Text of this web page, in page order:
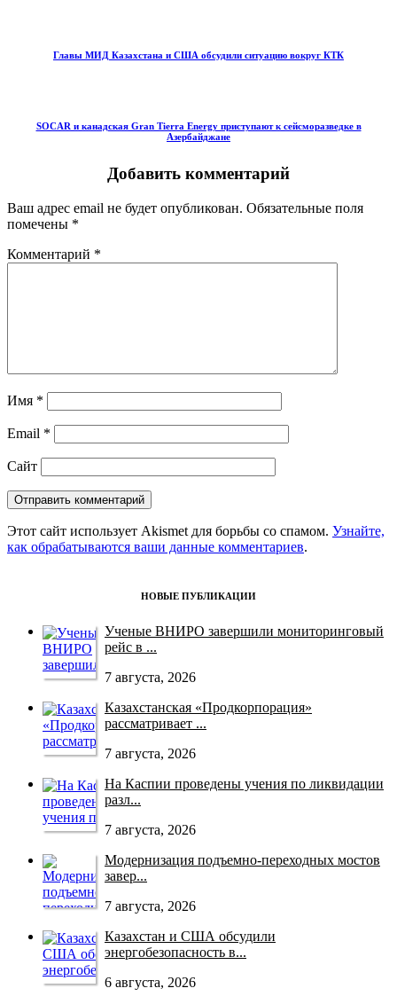
Главы МИД Казахстана и США обсудили ситуацию вокруг КТК
SOCAR и канадская Gran Tierra Energy приступают к сейсморазведке в
Азербайджане
Добавить комментарий
Ваш адрес email не будет опубликован. Обязательные поля
помечены *
Комментарий *
Имя *
Email *
Сайт
Этот сайт использует Akismet для борьбы со спамом. Узнайте,
как обрабатываются ваши данные комментариев.
НОВЫЕ ПУБЛИКАЦИИ
Ученые ВНИРО завершили мониторинговый
рейс в ...
7 августа, 2026
Казахстанская «Продкорпорация»
рассматривает ...
7 августа, 2026
На Каспии проведены учения по ликвидации
разл...
7 августа, 2026
Модернизация подъемно-переходных мостов
завер...
7 августа, 2026
Казахстан и США обсудили
энергобезопасность в...
6 августа, 2026